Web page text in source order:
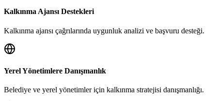
Kalkınma Ajansı Destekleri
Kalkınma ajansı çağrılarında uygunluk analizi ve başvuru desteği.
Yerel Yönetimlere Danışmanlık
Belediye ve yerel yönetimler için kalkınma stratejisi danışmanlığı.